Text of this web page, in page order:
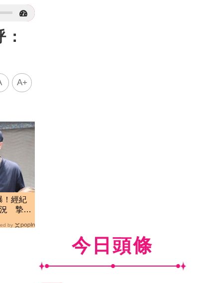
A+
！經紀
況 摯友
by
今日頭條